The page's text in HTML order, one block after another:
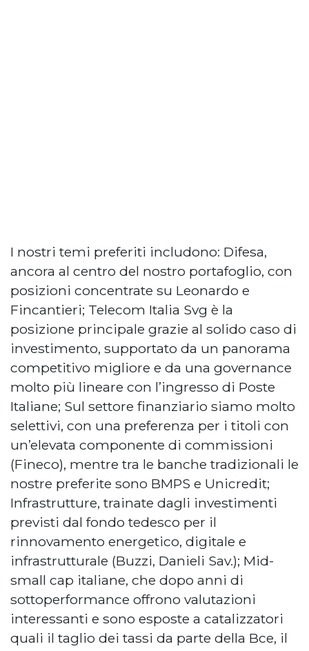
I nostri temi preferiti includono: Difesa,
ancora al centro del nostro portafoglio, con
posizioni concentrate su Leonardo e
Fincantieri; Telecom Italia Svg è la
posizione principale grazie al solido caso di
investimento, supportato da un panorama
competitivo migliore e da una governance
molto più lineare con l’ingresso di Poste
Italiane; Sul settore finanziario siamo molto
selettivi, con una preferenza per i titoli con
un’elevata componente di commissioni
(Fineco), mentre tra le banche tradizionali le
nostre preferite sono BMPS e Unicredit;
Infrastrutture, trainate dagli investimenti
previsti dal fondo tedesco per il
rinnovamento energetico, digitale e
infrastrutturale (Buzzi, Danieli Sav.); Mid-
small cap italiane, che dopo anni di
sottoperformance offrono valutazioni
interessanti e sono esposte a catalizzatori
quali il taglio dei tassi da parte della Bce, il